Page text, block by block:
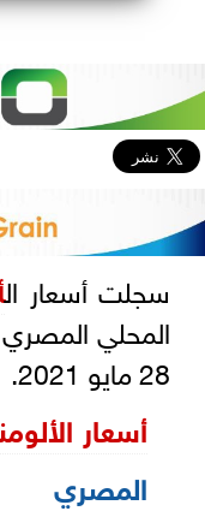
سجلت أسعار ال
المحلي
28 مايو 2021.
أسعار
المصري